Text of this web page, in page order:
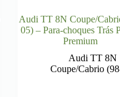
Audi TT 8N Coupe/
05) – Para-choques Trás
Premium
Audi TT 8N
Coupe/Cabrio